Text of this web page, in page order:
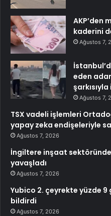
AKP’den
kaderini
Ağustos 7,
eden
Ağustos 7,
TSX vadeli işlemleri
yapay zeka endişeleriyle
Ağustos 7, 2026
İngiltere inşaat
yavaşladı
Ağustos 7, 2026
Yubico 2. çeyrekte yüzde 9
bildirdi
Ağustos 7, 2026